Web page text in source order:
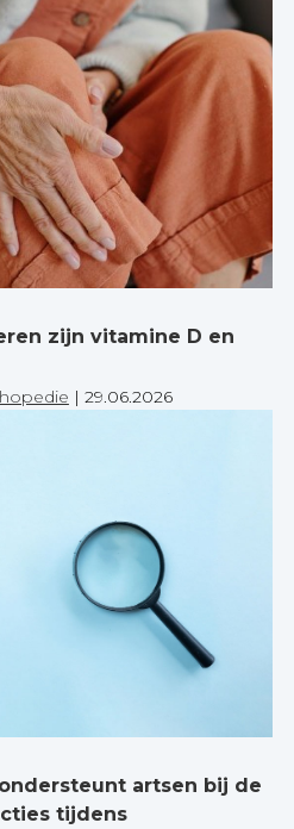
zijn vitamine D en
| 29.06.2026
artsen bij de
tijdens